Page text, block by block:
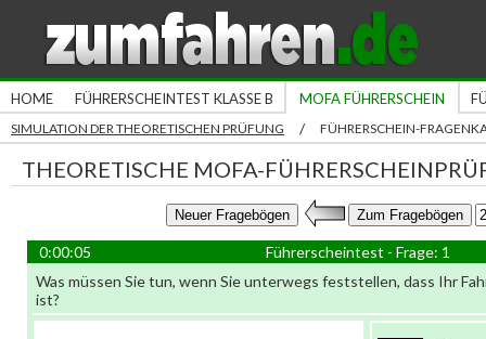
HOME FÜHRERSCHEINTEST KLASSE B MOFA FÜHRERSCHEIN
SIMULATION DER THEORETISCHEN PRÜFUNG / FÜHRERSCHEIN-
THEORETISCHE MOFA-
0:00:05
Führerscheintest - Frage: 1
Was müssen Sie tun, wenn Sie unterwegs feststellen, dass Ihr
ist?